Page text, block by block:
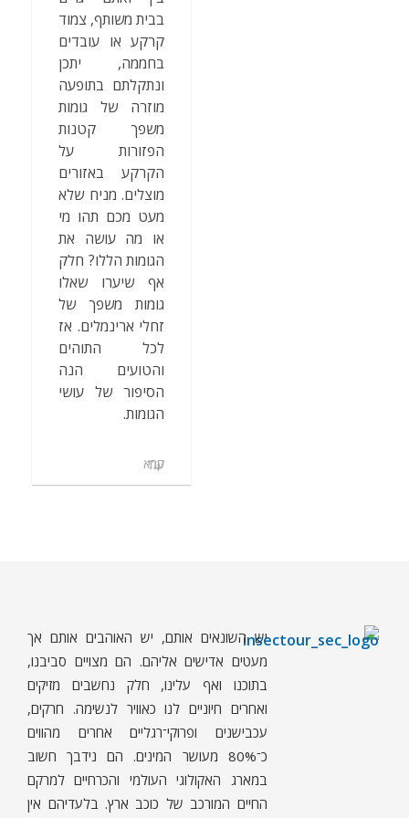
בבית משותף, צמוד
קרקע או עובדים
בחממה, יתכן
ונתקלתם בתופעה
מוזרה של גומות
משפך קטנות
הפזורות על
הקרקע באזורים
מוצלים. מניח שלא
מעט מכם תהו מי
או מה עושה את
הגומות הללו? חלק
אף שיערו שאלו
גומות משפך של
זחלי ארינמלים. אז
לכל התוהים
והטועים הנה
הסיפור של עושי
הגומות.
קרא עוד
ח
רקים - עולם קטן בגדול
חרקים, עכבישים ופרוקי רגליים בישראל. מאות מאמרים בנושאי טבע, אקולוגיה, ביולוגיה ויחסי אדם-חרקים. הפעלות ומשחקים לילדים,
יש השונאים אותם, יש האוהבים אותם אך
מעטים אדישים אליהם. הם מצויים סביבנו,
בתוכנו ואף עלינו, חלק נחשבים מזיקים
ואחרים חיוניים לנו כאוויר לנשימה. חרקים,
עכבישנים ופרוקי־רגליים אחרים מהווים
כ־80% מעושר המינים. הם נידבך חשוב
במארג האקולוגי העולמי והכרחיים למרקם
החיים המורכב של כוכב ארץ. בלעדיהם אין